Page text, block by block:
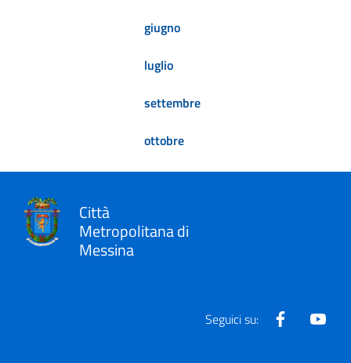
giugno
luglio
settembre
ottobre
Città
Metropolitana di
Messina
Seguici su: Facebook